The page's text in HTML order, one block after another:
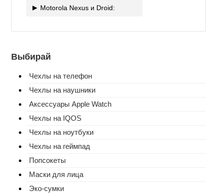
Motorola Nexus и Droid:
Выбирай
Чехлы на телефон
Чехлы на наушники
Аксессуары Apple Watch
Чехлы на IQOS
Чехлы на ноутбуки
Чехлы на геймпад
Попсокеты
Маски для лица
Эко-сумки